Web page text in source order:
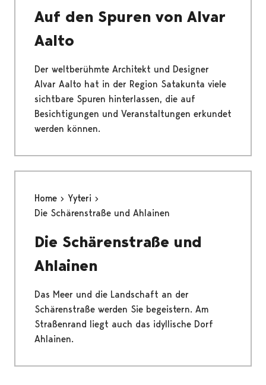
Auf den Spuren von Alvar
Aalto
Der weltberühmte Architekt und Designer
Alvar Aalto hat in der Region Satakunta viele
sichtbare Spuren hinterlassen, die auf
Besichtigungen und Veranstaltungen erkundet
werden können.
Home
Yyteri
Die Schärenstraße und Ahlainen
Die Schärenstraße und
Ahlainen
Das Meer und die Landschaft an der
Schärenstraße werden Sie begeistern. Am
Straßenrand liegt auch das idyllische Dorf
Ahlainen.